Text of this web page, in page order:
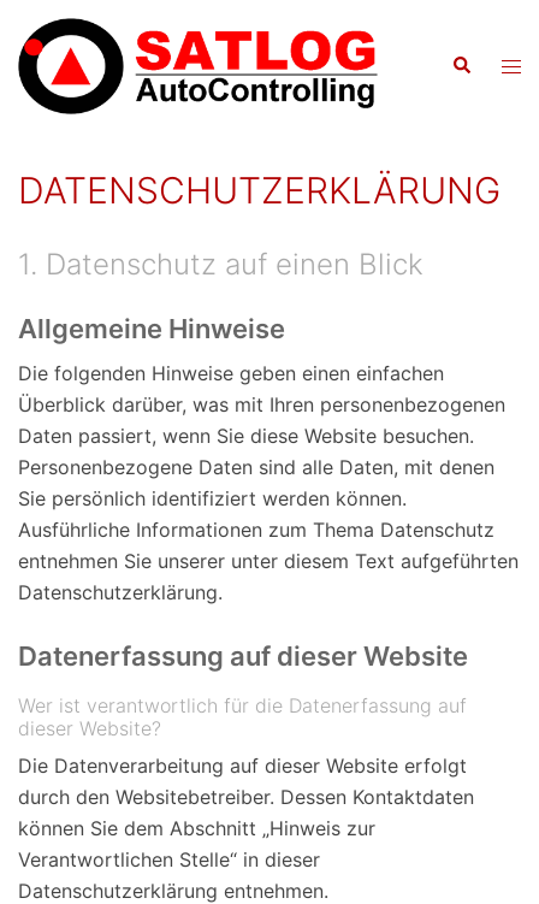
Inhalt
springen
Suche
DATENSCHUTZERKLÄRUNG
1. Datenschutz auf einen Blick
Allgemeine Hinweise
Die folgenden Hinweise geben einen einfachen
Überblick darüber, was mit Ihren personenbezogenen
Daten passiert, wenn Sie diese Website besuchen.
Personenbezogene Daten sind alle Daten, mit denen
Sie persönlich identifiziert werden können.
Ausführliche Informationen zum Thema Datenschutz
entnehmen Sie unserer unter diesem Text aufgeführten
Datenschutzerklärung.
Datenerfassung auf dieser Website
Wer ist verantwortlich für die Datenerfassung auf
dieser Website?
Die Datenverarbeitung auf dieser Website erfolgt
durch den Websitebetreiber. Dessen Kontaktdaten
können Sie dem Abschnitt „Hinweis zur
Verantwortlichen Stelle“ in dieser
Datenschutzerklärung entnehmen.